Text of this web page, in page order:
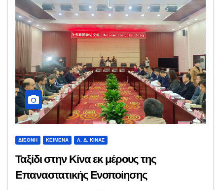
ΔΙΕΘΝΉ ΚΕΊΜΕΝΑ Λ. Δ. ΚΊΝΑΣ
Ταξίδι στην Κίνα εκ μέρους της
Επαναστατικής Ενοποίησης